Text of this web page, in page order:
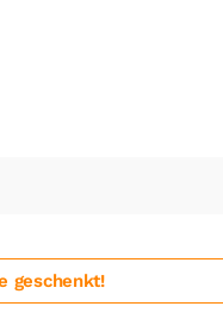
geschenkt!